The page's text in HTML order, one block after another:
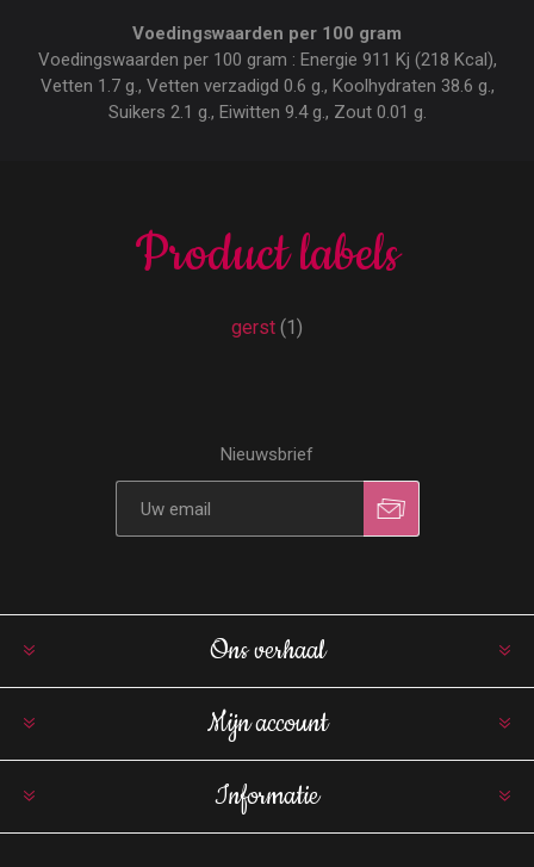
Voedingswaarden per 100 gram
Voedingswaarden per 100 gram : Energie 911 Kj (218 Kcal),
Vetten 1.7 g., Vetten verzadigd 0.6 g., Koolhydraten 38.6 g.,
Suikers 2.1 g., Eiwitten 9.4 g., Zout 0.01 g.
Product labels
gerst (1)
Nieuwsbrief
Ons verhaal
Mijn account
Informatie